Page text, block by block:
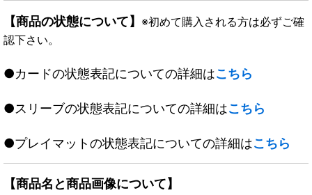
【商品の状態について】 ※初めて購入される方は必ずご確
認下さい。
●カードの状態表記についての詳細はこちら
●スリーブの状態表記についての詳細はこちら
●プレイマットの状態表記についての詳細はこちら
【商品名と商品画像について】